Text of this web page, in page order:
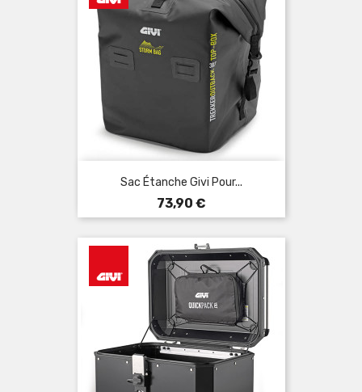
Sac Étanche Givi Pour...
Prix
73,90 €